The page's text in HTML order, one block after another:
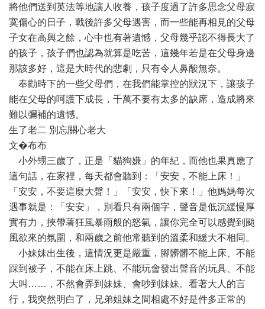
將他們送到英法等地讓人收養，孩子度過了許多思念父母寂
寞傷心的日子，戰後許多父母遇害，而一些能再相見的父母
子女在高興之餘，心中也有著遺憾，父母幾乎認不得長大了
的孩子，孩子們也認為就算是吃苦，這幾年若是在父母身邊
那該多好，這是大時代的悲劇，只有令人鼻酸無奈。
奉勸時下的一些父母們，在我們能掌控的狀況下，讓孩子
能在父母的呵護下成長，千萬不要有太多的缺席，造成將來
難以彌補的遺憾。
生了老二 別忘關心老大
文�布布
小外甥三歲了，正是「貓狗嫌」的年紀，而他也果真應了
這句話，在家裡，每天都會聽到：「安安，不能上床！」
「安安，不要這麼大聲！」「安安，快下來！」他媽媽每次
遇事就是：「安安」，別看只有兩個字，聲音是低沉緩慢厚
實有力，挾帶著狂風暴雨般的怒氣，讓你完全可以感覺到颱
風欲來的氛圍，和兩歲之前他常聽到的溫柔和緩大不相同。
小妹妹出生後，這情況更是嚴重，腳髒髒不能上床、不能
踩到被子，不能在床上跳、不能玩會發出聲音的玩具、不能
大叫……，不然會弄到妹妹、會吵到妹妹。看著大人的言
行，我突然明白了，兄弟姐妹之間相處不好是件多正常的